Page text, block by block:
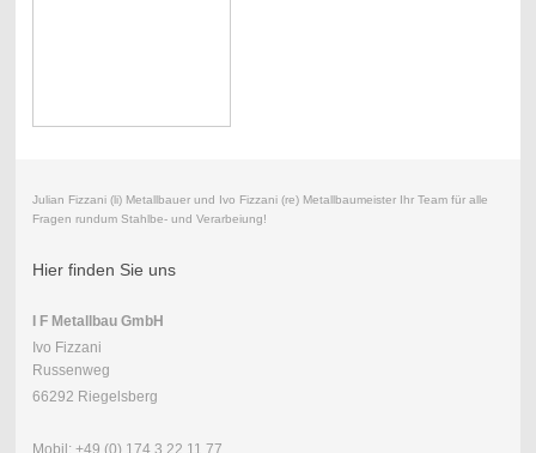
Julian Fizzani (li) Metallbauer und Ivo Fizzani (re) Metallbaumeister Ihr Team für alle
Fragen rundum Stahlbe- und Verarbeiung!
Hier finden Sie uns
I F Metallbau GmbH
Ivo Fizzani
Russenweg
66292 Riegelsberg
Mobil: +49 (0) 174 3 22 11 77